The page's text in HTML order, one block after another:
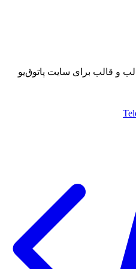
و قالب برای سایت پاتوق‌یو